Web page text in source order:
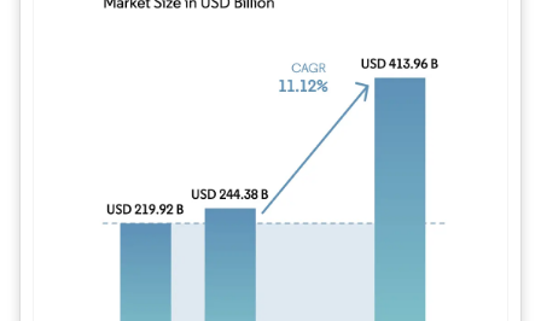
Imagem © Mordor Intelligence. O reuso